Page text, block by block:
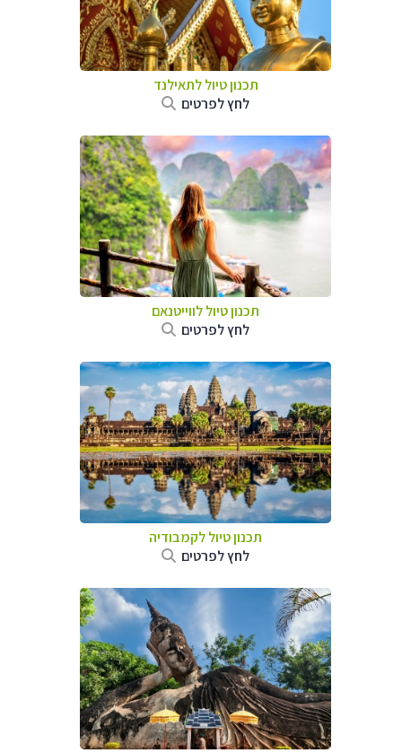
תכנון טיול לתאילנד
לחץ לפרטים
תכנון טיול לווייטנאם
לחץ לפרטים
תכנון טיוללקמבודיה
לחץ לפרטים